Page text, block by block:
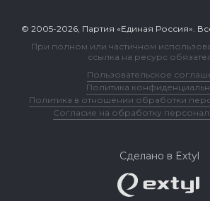
© 2005-2026, Партия «Единая Россия».
При полном или частичном
ссылка на ресурс
Пользовательское
Политика
Политика в отношении обработки
Согласие на обработку
Сделано в Extyl